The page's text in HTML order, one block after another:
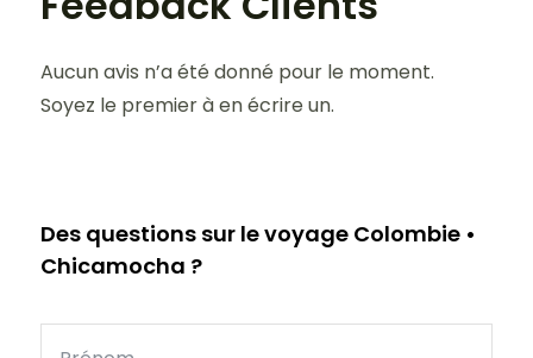
Aucun avis n’a été donné pour le moment.
Soyez le premier à en écrire un.
Des questions sur le voyage Colombie •
Chicamocha ?